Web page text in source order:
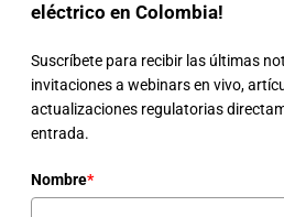
eléctrico en Colombia!
Suscríbete para recibir las últimas
invitaciones a webinars en vivo,
actualizaciones regulatorias
entrada.
Nombre*